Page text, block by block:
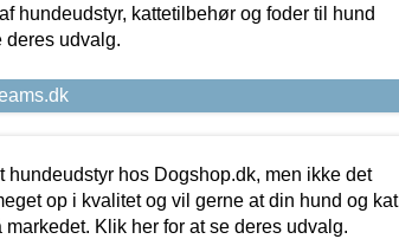
hundeudstyr, kattetilbehør og foder til hund
deres udvalg.
hundeudstyr hos Dogshop.dk, men ikke det
op i kvalitet og vil gerne at din hund og kat
Klik her for at se deres udvalg.